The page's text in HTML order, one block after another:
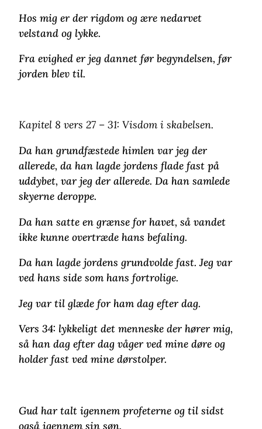
Hos mig er der rigdom og ære nedarvet
velstand og lykke.
Fra evighed er jeg dannet før begyndelsen, før
jorden blev til.
Kapitel 8 vers 27 – 31: Visdom i skabelsen.
Da han grundfæstede himlen var jeg der
allerede, da han lagde jordens flade fast på
uddybet, var jeg der allerede. Da han samlede
skyerne deroppe.
Da han satte en grænse for havet, så vandet
ikke kunne overtræde hans befaling.
Da han lagde jordens grundvolde fast. Jeg var
ved hans side som hans fortrolige.
Jeg var til glæde for ham dag efter dag.
Vers 34: lykkeligt det menneske der hører mig,
så han dag efter dag våger ved mine døre og
holder fast ved mine dørstolper.
Gud har talt igennem profeterne og til sidst
også igennem sin søn.